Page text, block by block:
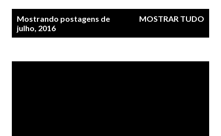
Mostrando postagens de
julho, 2016
MOSTRAR TUDO